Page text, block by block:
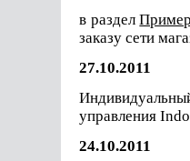
в раздел
заказу сети
27.10.2011
управления
24.10.2011